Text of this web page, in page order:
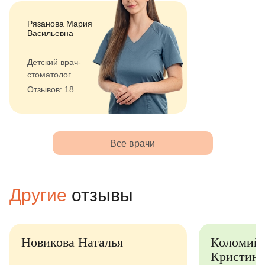
Рязанова Мария
Васильевна
Детский врач-
стоматолог
Отзывов: 18
Все врачи
Другие отзывы
Новикова Наталья
Кристина